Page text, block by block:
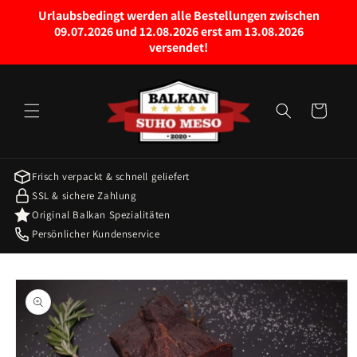
Skip to
content
Urlaubsbedingt werden alle Bestellungen zwischen
09.07.2026 und 12.08.2026 erst am 13.08.2026
versendet!
Cart
Frisch verpackt & schnell geliefert
SSL & sichere Zahlung
Original Balkan Spezialitäten
Persönlicher Kundenservice
Skip to
product
information